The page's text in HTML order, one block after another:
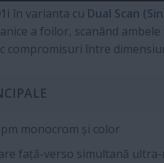
în varianta cu Dual Scan
a foilor, scanând
compromisuri între
monocrom și color
față-verso simultană